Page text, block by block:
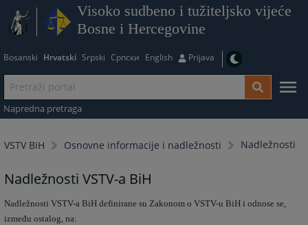
Visoko sudbeno i tužiteljsko vijeće
Bosne i Hercegovine
Bosanski Hrvatski Srpski Српски English Prijava
Napredna pretraga
VSTV BiH Osnovne informacije i nadležnosti Nadležnosti
Nadležnosti VSTV-a BiH
Nadležnosti VSTV-a BiH definirane su Zakonom o VSTV-u BiH i odnose se,
između ostalog, na: